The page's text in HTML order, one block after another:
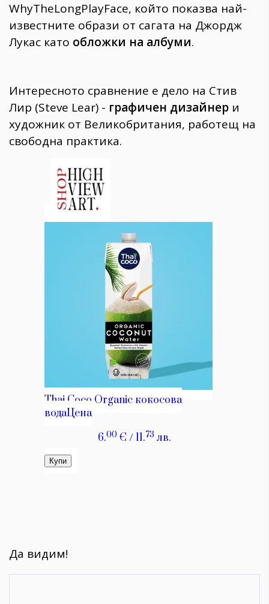
Wellness
1817
WhyTheLongPlayFace, който показва най-
известните образи от сагата на Джордж
Лукас като обложки на албуми.
Интересното сравнение е дело на Стив
Лир (Steve Lear) - графичен дизайнер и
художник от Великобритания, работещ на
свободна практика.
Да видим!